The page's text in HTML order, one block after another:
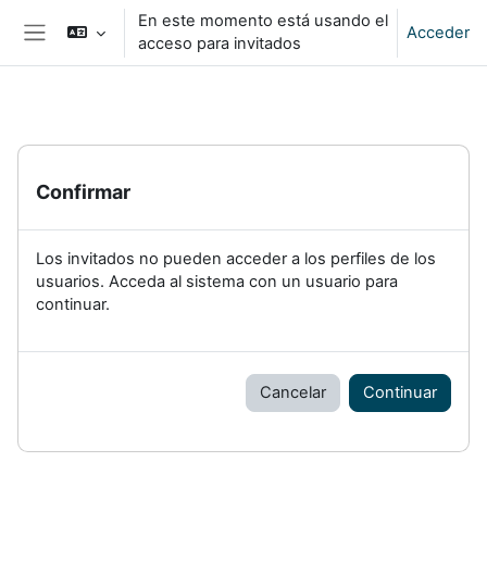
Salta al contenido principal
Panel lateral
En este momento está usando el
acceso para invitados
Acceder
Confirmar
Los invitados no pueden acceder a los perfiles de los
usuarios. Acceda al sistema con un usuario para
continuar.
Cancelar Continuar